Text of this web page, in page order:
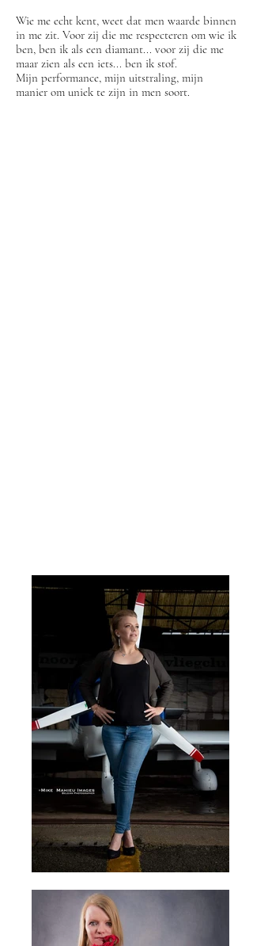
Wie me echt kent, weet dat men waarde binnen
in me zit. Voor zij die me respecteren om wie ik
ben, ben ik als een diamant... voor zij die me
maar zien als een iets... ben ik stof.
Mijn performance, mijn uitstraling, mijn
manier om uniek te zijn in men soort.